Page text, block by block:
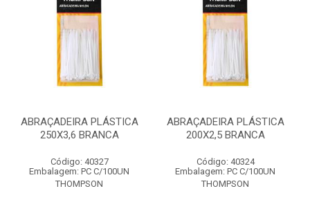
ABRAÇADEIRA PLÁSTICA
250X3,6 BRANCA
Código: 40327
Embalagem: PC C/100UN
THOMPSON
ABRAÇADEIRA PLÁSTICA
200X2,5 BRANCA
Código: 40324
Embalagem: PC C/100UN
THOMPSON